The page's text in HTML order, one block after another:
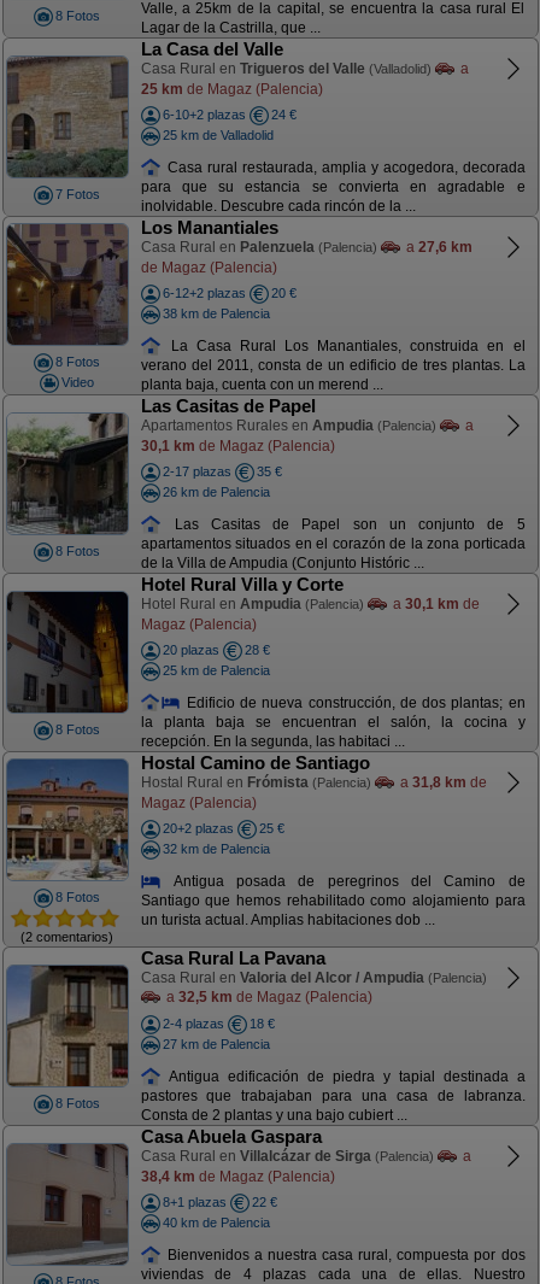
8 Fotos
Valle, a 25km de la capital, se encuentra la casa rural El
Lagar de la Castrilla, que ...
7 Fotos
La Casa del Valle
Casa Rural en Trigueros del Valle (Valladolid)
a
25 km de Magaz (Palencia)
6-10+2 plazas
24 €
25 km de Valladolid
Casa rural restaurada, amplia y acogedora, decorada
para que su estancia se convierta en agradable e
inolvidable. Descubre cada rincón de la ...
8 Fotos
Video
Los Manantiales
Casa Rural en Palenzuela (Palencia) a 27,6 km
de Magaz (Palencia)
6-12+2 plazas
20 €
38 km de Palencia
La Casa Rural Los Manantiales, construida en el
verano del 2011, consta de un edificio de tres plantas. La
planta baja, cuenta con un merend ...
8 Fotos
Las Casitas de Papel
Apartamentos Rurales en Ampudia (Palencia)
a
30,1 km de Magaz (Palencia)
2-17 plazas
35 €
26 km de Palencia
Las Casitas de Papel son un conjunto de 5
apartamentos situados en el corazón de la zona porticada
de la Villa de Ampudia (Conjunto Históric ...
8 Fotos
Hotel Rural Villa y Corte
Hotel Rural en Ampudia (Palencia) a 30,1 km de
Magaz (Palencia)
20 plazas
28 €
25 km de Palencia
Edificio de nueva construcción, de dos plantas; en
la planta baja se encuentran el salón, la cocina y
recepción. En la segunda, las habitaci ...
8 Fotos
(2 comentarios)
Hostal Camino de Santiago
Hostal Rural en Frómista (Palencia) a 31,8 km de
Magaz (Palencia)
20+2 plazas
25 €
32 km de Palencia
Antigua posada de peregrinos del Camino de
Santiago que hemos rehabilitado como alojamiento para
un turista actual. Amplias habitaciones dob ...
8 Fotos
Casa Rural La Pavana
Casa Rural en Valoria del Alcor / Ampudia (Palencia)
a 32,5 km de Magaz (Palencia)
2-4 plazas
18 €
27 km de Palencia
Antigua edificación de piedra y tapial destinada a
pastores que trabajaban para una casa de labranza.
Consta de 2 plantas y una bajo cubiert ...
Casa Abuela Gaspara
Casa Rural en Villalcázar de Sirga (Palencia)
a
38,4 km de Magaz (Palencia)
8+1 plazas
22 €
40 km de Palencia
Bienvenidos a nuestra casa rural, compuesta por dos
viviendas de 4 plazas cada una de ellas. Nuestro